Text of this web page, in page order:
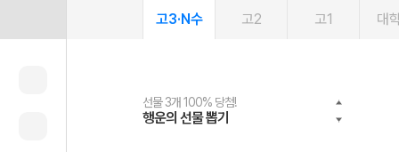
고3·N수 고2 고1 대
선물 3개 100% 당첨!
행운의 선물 뽑기
선물 100% 증정!
메가스터디 X 올리브
여름방학 스터디 캐시백
메가런 썸머스쿨
2027 러셀 단과
강사 공개선발
스마트러닝앱
설문 EVENT
메가패스
3일 무료 체험권
메가패스 수강생 무료혜택!
메가클럽 멤버십
사회공헌 캠페인
희망이룸 메가나눔